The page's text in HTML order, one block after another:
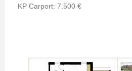
KP Carport: 7.500 €